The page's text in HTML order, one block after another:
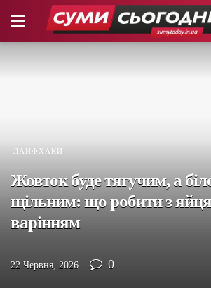
ЛАЙФХАКИ
Жовток буде тягучим, а
щільним: що робити з
варінням
22 Червня, 2026 0